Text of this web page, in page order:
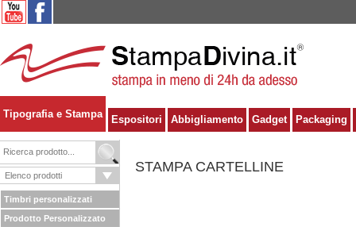
Tipografia e Stampa Espositori Abbigliamento Gadget Packaging
Timbri personalizzati
Prodotto Personalizzato
STAMPA CARTELLINE